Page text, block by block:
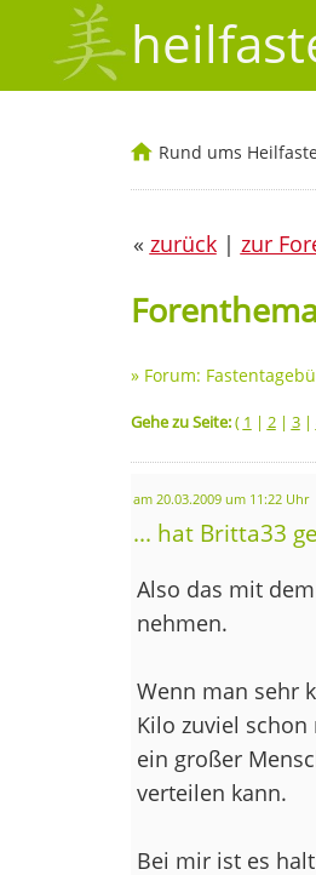
Rund ums
« zurück| zur
» Forum:
Gehe zu Seite:( 1 | 2| 3|
am 20.03.2009 um 11:22 Uhr
... hat Britta33
Also das mit
nehmen.
Wenn man sehr
Kilo zuviel
ein großer
verteilen kann.
Bei mir ist es